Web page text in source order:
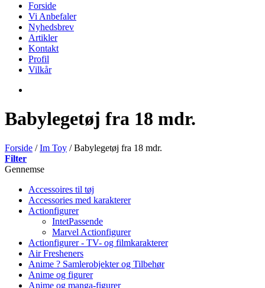
Forside
Vi Anbefaler
Nyhedsbrev
Artikler
Kontakt
Profil
Vilkår
Babylegetøj fra 18 mdr.
Forside / Im Toy /Babylegetøj fra 18 mdr.
Filter
Gennemse
Accessoires til tøj
Accessories med karakterer
Actionfigurer
IntetPassende
Marvel Actionfigurer
Actionfigurer - TV- og filmkarakterer
Air Fresheners
Anime ? Samlerobjekter og Tilbehør
Anime og figurer
Anime og manga-figurer